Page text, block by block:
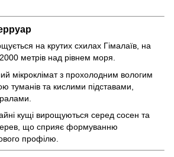
на крутих схилах Гімалаїв, на
2000 метрів над рівнем моря.
мікроклімат з прохолодним вологим
туманів та кислими підставами,
кущі вирощуються серед сосен та
що сприяє формуванню
профілю.